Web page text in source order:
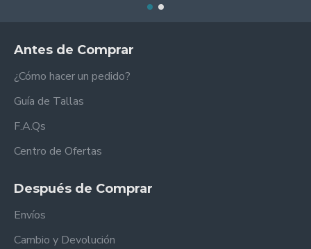
Antes de Comprar
¿Cómo hacer un pedido?
Guía de Tallas
F.A.Qs
Centro de Ofertas
Después de Comprar
Envíos
Cambio y Devolución